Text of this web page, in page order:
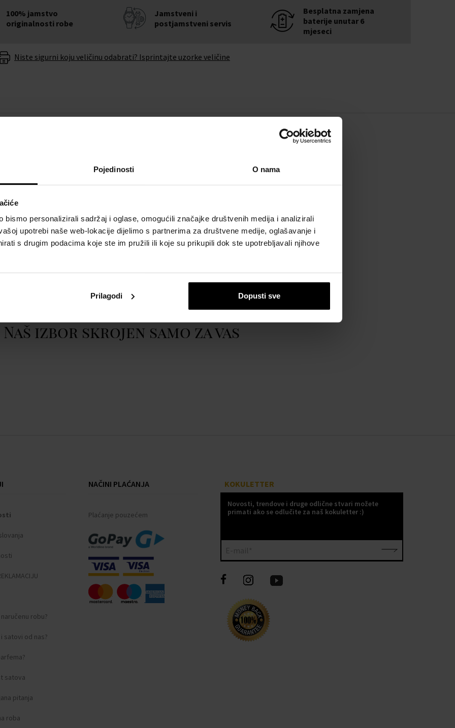
Pojedinosti O nama
bismo personalizirali sadržaj i oglase, omogućili značajke društvenih medija i analizirali
upotrebi naše web-lokacije dijelimo s partnerima za društvene medije, oglašavanje i
s drugim podacima koje ste im pružili ili koje su prikupili dok ste upotrebljavali njihove
Prilagodi Dopusti sve
100% jamstvo
originalnosti robe
Jamstveni i
postjamstveni servis
Besplatna zamjena
baterije unutar 6
mjeseci
Niste sigurni koju veličinu odabrati? Isprintajte uzorke veličine
42mm 30ATM
dodat će
iz radionice brenda
baterije u roku od 6
čelika
Naš izbor skrojen samo za vas
robu?
satovi od nas?
satova
pitanja
roba
NAČINI PLAĆANJA
Plaćanje pouzećem
KOKULETTER
Novosti, trendove i druge odlične stvari možete
primati ako se odlučite za naš kokuletter :)